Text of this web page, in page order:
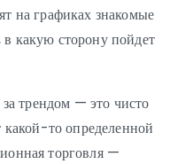
на графиках знакомые
какую сторону пойдет
трендом — это чисто
какой-то определенной
торговля —